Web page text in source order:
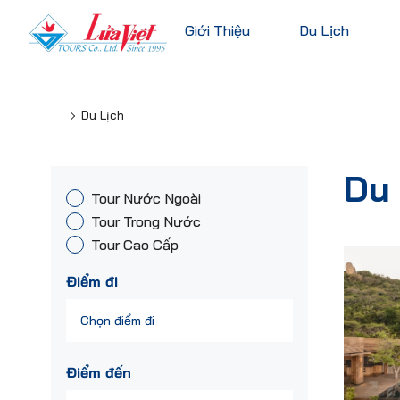
Giới Thiệu Du Lịch
Tour Cao Cấp
Pháp
Hà Lan
Xem tất
Du Lịch
Tour Nước Ngoài
Tour Trong Nước
Tour Cao Cấp
Điểm đi
Điểm đến